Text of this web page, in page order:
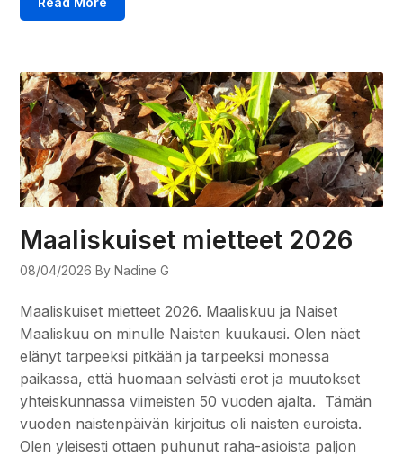
Maaliskuiset mietteet 2026
08/04/2026 By Nadine G
Maaliskuiset mietteet 2026. Maaliskuu ja Naiset
Maaliskuu on minulle Naisten kuukausi. Olen näet
elänyt tarpeeksi pitkään ja tarpeeksi monessa
paikassa, että huomaan selvästi erot ja muutokset
yhteiskunnassa viimeisten 50 vuoden ajalta. Tämän
vuoden naistenpäivän kirjoitus oli naisten euroista.
Olen yleisesti ottaen puhunut raha-asioista paljon